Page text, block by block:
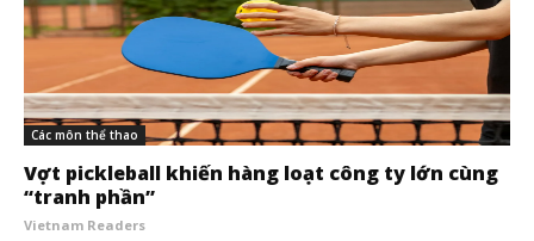
Các môn thể thao
Vợt pickleball khiến hàng loạt công ty lớn cùng
“tranh phần”
Vietnam Readers